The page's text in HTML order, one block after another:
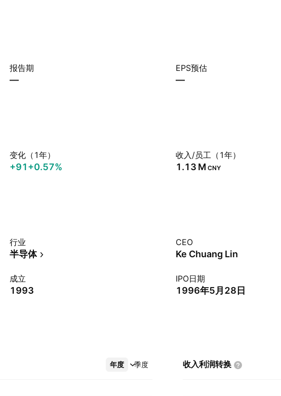
报告期
—
EPS预估
—
变化（1年）
+91+0.57%
收入/员工（1年）
‪1.13 M‬ CNY
行业
半导体
CEO
Ke Chuang Lin
成立
1993
IPO日期
1996年5月28日
年度 季度
更多 收入利润转换